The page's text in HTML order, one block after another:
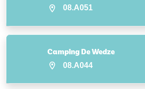
08.A051
Camping De Wedze
08.A044